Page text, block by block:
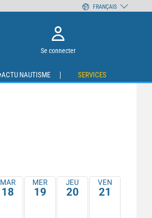
Se connecter
ACTU NAUTISME SERVICES
MAR
18
MER
19
JEU
20
VEN
21
FRANÇAIS